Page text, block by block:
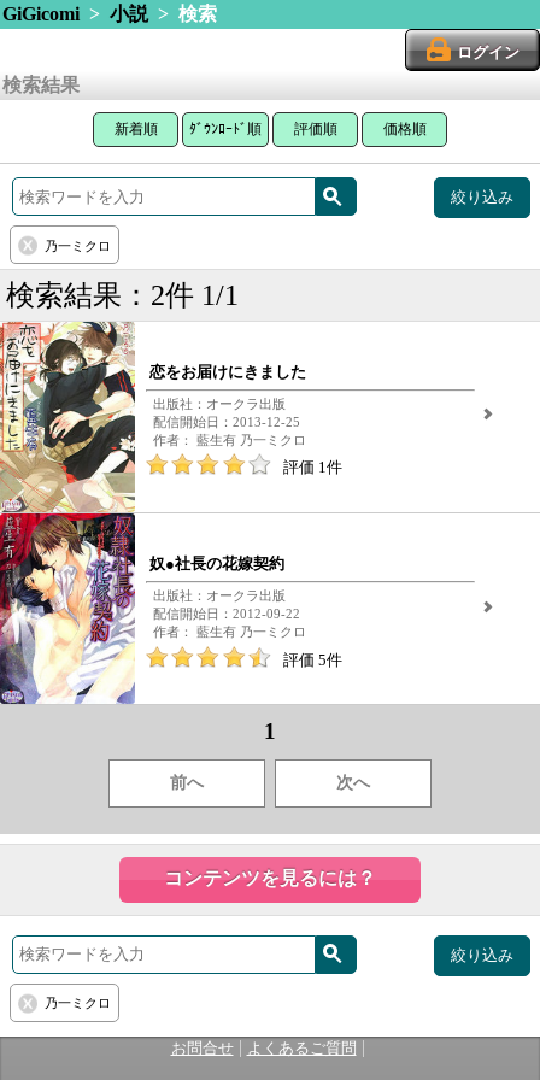
GiGicomi> 小説> 検索
ログイン
検索結果
新着順 ﾀﾞｳﾝﾛｰﾄﾞ順 評価順 価格順
絞り込み
乃一ミクロ
検索結果：2件 1/1
恋をお届けにきました
出版社：オークラ出版
配信開始日：2013-12-25
作者： 藍生有 乃一ミクロ
評価 1件
奴●社長の花嫁契約
出版社：オークラ出版
配信開始日：2012-09-22
作者： 藍生有 乃一ミクロ
評価 5件
1
前へ 次へ
コンテンツを見るには？
絞り込み
乃一ミクロ
お問合せ| よくあるご質問 |